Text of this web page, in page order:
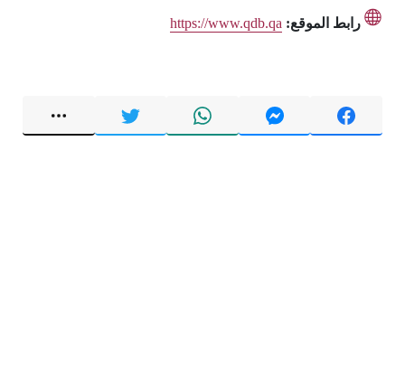
رابط الموقع: https://www.qdb.qa